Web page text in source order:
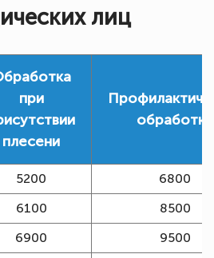
лиц
при
плесени
обработка
5200
6800
6100
8500
6900
9500